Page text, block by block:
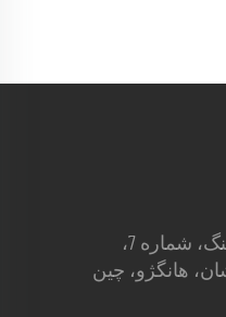
Office add : خیابان یوئه‌شینگ، شماره 7،
هانگژو، چین